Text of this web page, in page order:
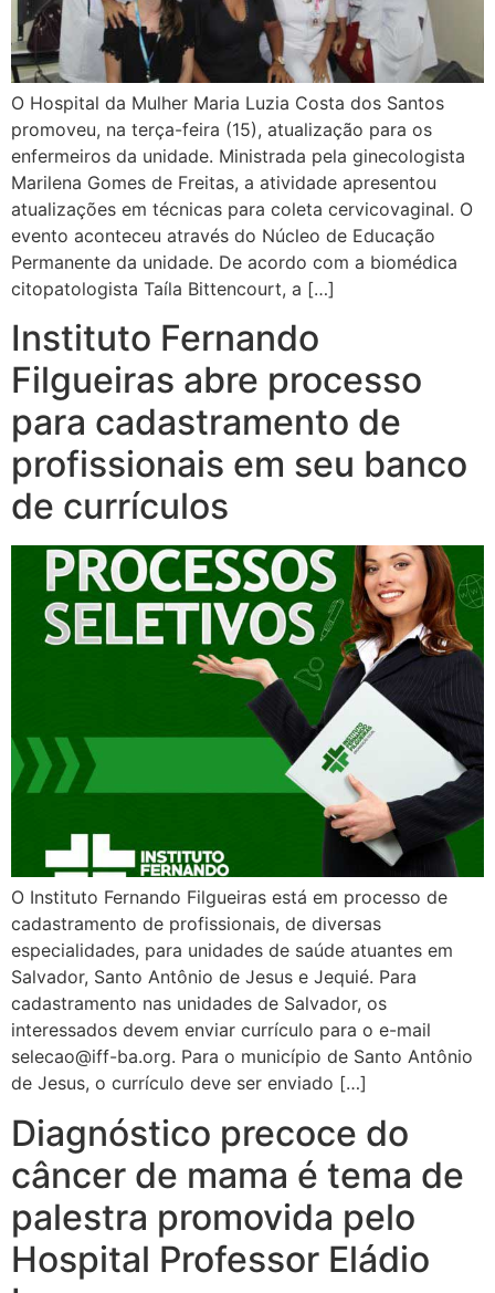
O Hospital da Mulher Maria Luzia Costa dos Santos
promoveu, na terça-feira (15), atualização para os
enfermeiros da unidade. Ministrada pela ginecologista
Marilena Gomes de Freitas, a atividade apresentou
atualizações em técnicas para coleta cervicovaginal. O
evento aconteceu através do Núcleo de Educação
Permanente da unidade. De acordo com a biomédica
citopatologista Taíla Bittencourt, a […]
Instituto Fernando
Filgueiras abre processo
para cadastramento de
profissionais em seu banco
de currículos
O Instituto Fernando Filgueiras está em processo de
cadastramento de profissionais, de diversas
especialidades, para unidades de saúde atuantes em
Salvador, Santo Antônio de Jesus e Jequié. Para
cadastramento nas unidades de Salvador, os
interessados devem enviar currículo para o e-mail
selecao@iff-ba.org. Para o município de Santo Antônio
de Jesus, o currículo deve ser enviado […]
Diagnóstico precoce do
câncer de mama é tema de
palestra promovida pelo
Hospital Professor Eládio